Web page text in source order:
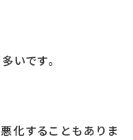
いです。
化することもありま